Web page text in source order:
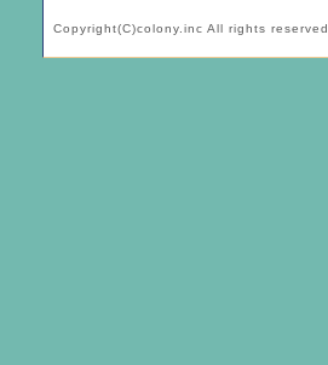
Copyright(C)colony.inc All rights reserved.